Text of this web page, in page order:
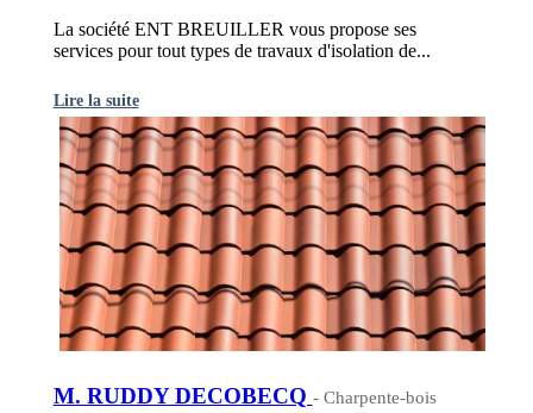
La société ENT BREUILLER vous propose ses
services pour tout types de travaux d'isolation de...
Lire la suite
M. RUDDY DECOBECQ - Charpente-bois